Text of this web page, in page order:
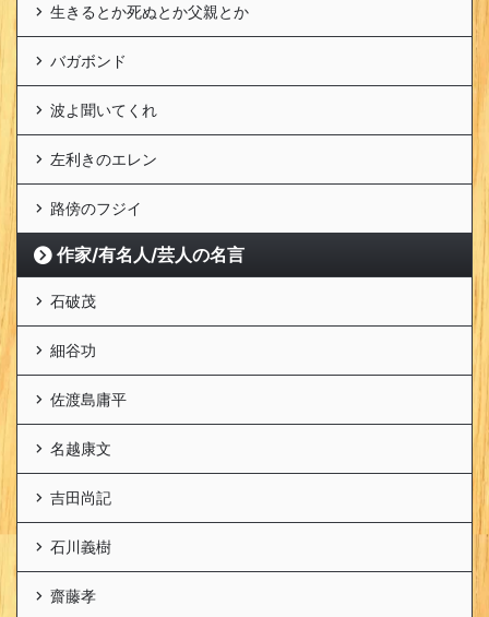
生きるとか死ぬとか父親とか
バガボンド
波よ聞いてくれ
左利きのエレン
路傍のフジイ
作家/有名人/芸人の名言
石破茂
細谷功
佐渡島庸平
名越康文
吉田尚記
石川義樹
齋藤孝